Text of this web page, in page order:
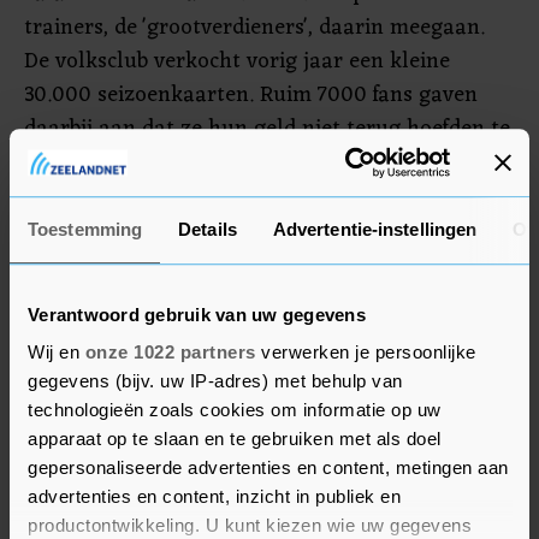
Toestemming Details Advertentie-instellingen
Verantwoord gebruik van uw gegevens
Wij en onze 1022 partners verwerken je persoonlijke
gegevens (bijv. uw IP-adres) met behulp van
technologieën zoals cookies om informatie op uw
apparaat op te slaan en te gebruiken met als doel
gepersonaliseerde advertenties en content, metingen aan
advertenties en content, inzicht in publiek en
productontwikkeling. U kunt kiezen wie uw gegevens
trainers, de 'grootverdieners', daarin meegaan.
De volksclub verkocht vorig jaar een kleine
30.000 seizoenkaarten. Ruim 7000 fans gaven
daarbij aan dat ze hun geld niet terug hoefden te
krijgen indien stadionbezoek er door de
coronapandemie dit seizoen niet van zou komen.
De overgrote meerderheid van de
seizoenkaarthouders kan echter nog wel een
Feyenoord hoopt dat ze dat niet gaan doen en
een collectieve salarisverlaging is dan in dit
kader een belangrijk signaal naar het legioen.
De vakbonden in het betaald voetbal hebben voor
de salarisreductie een progressieve staffel
afgesproken, van 2,5 tot maximaal 20 procent.